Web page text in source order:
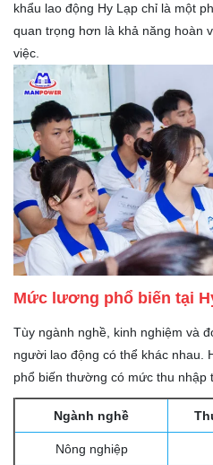
khẩu lao động Hy Lạp chỉ là một
quan trọng hơn là khả năng hoàn
việc.
Mức lương phổ biến tại
Tùy ngành nghề, kinh nghiệm và
người lao động có thể khác nhau.
phổ biến thường có mức thu nhập
Ngành nghề
Nông nghiệp